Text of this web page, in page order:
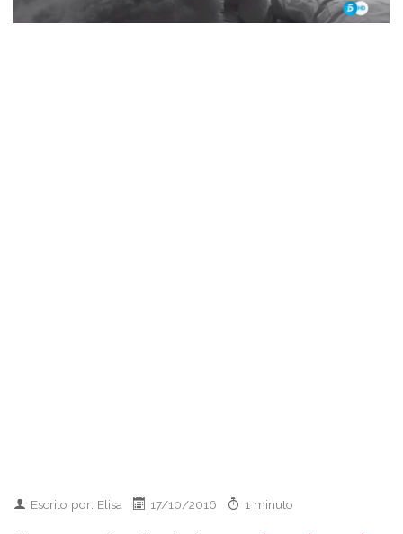
Escrito por: Elisa 17/10/2016 1 minuto